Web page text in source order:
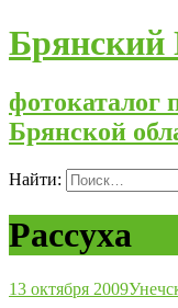
Брянский
фотокаталог
Брянской
Найти:
Рассуха
13 октября 2009